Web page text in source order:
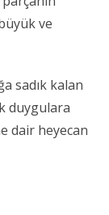
ve
sadık kalan
duygulara
dair heyecan